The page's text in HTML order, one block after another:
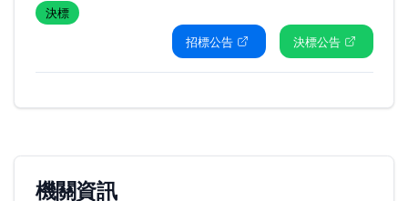
決標
招標公告
決標公告
機關資訊